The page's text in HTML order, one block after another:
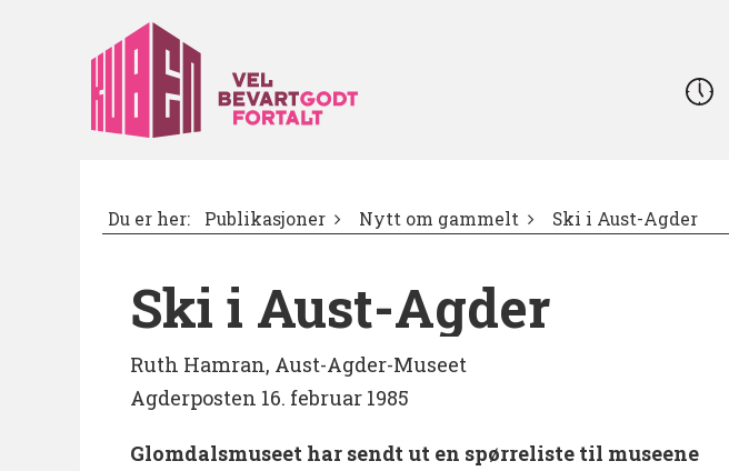
Du er her: Publikasjoner Nytt om gammelt Ski i Aust-Agder
Ski i Aust-Agder
Ruth Hamran, Aust-Agder-Museet
Agderposten 16. februar 1985
Glomdalsmuseet har sendt ut en spørreliste til museene